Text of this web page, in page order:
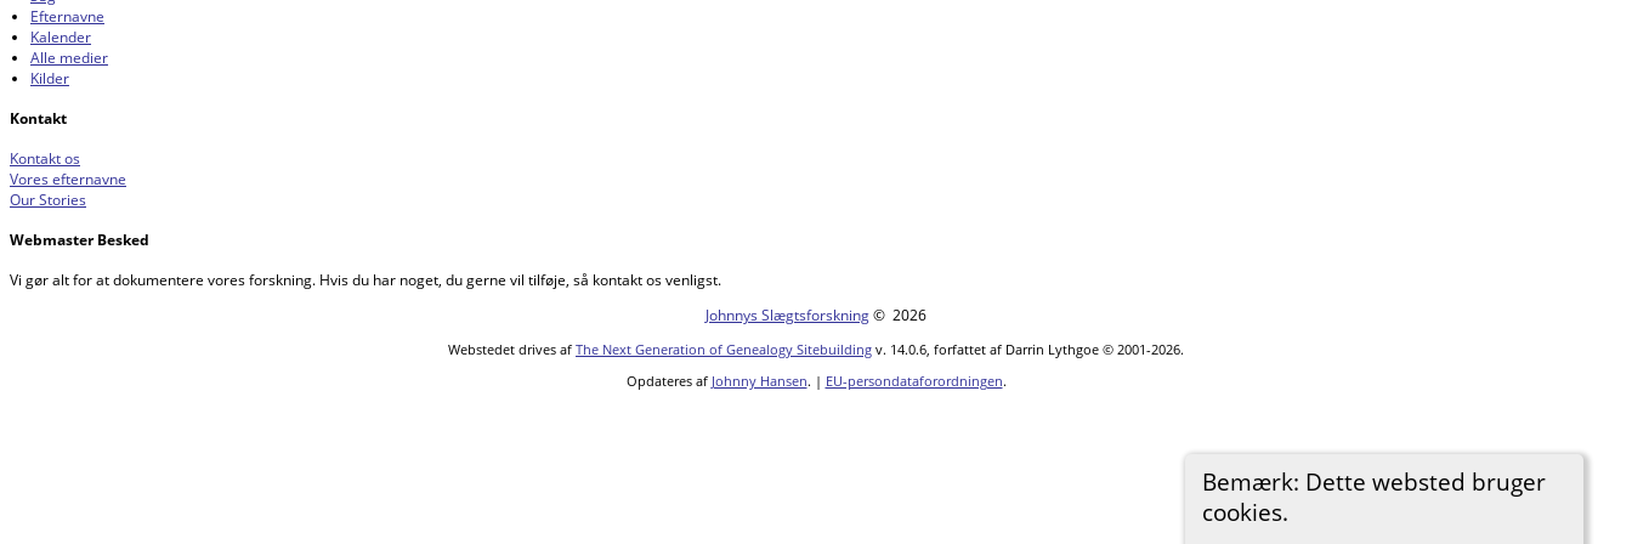
Bemærk: Dette websted bruger
cookies.
Efternavne
Kalender
Alle medier
Kilder
Kontakt
Kontakt os
Vores efternavne
Our Stories
Webmaster Besked
Vi gør alt for at dokumentere vores forskning. Hvis du har noget, du gerne vil tilføje, så kontakt os venligst.
Johnnys Slægtsforskning© 2026
Webstedet drives af The Next Generation of Genealogy Sitebuilding v. 14.0.6, forfattet af Darrin Lythgoe © 2001-2026.
Opdateres af Johnny Hansen. | EU-persondataforordningen.